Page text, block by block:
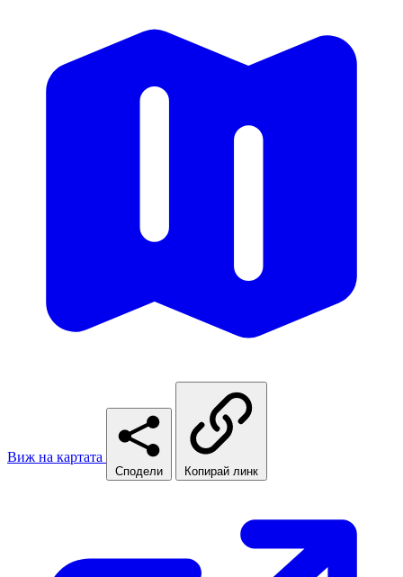
Виж на картата
Сподели Копирай линк